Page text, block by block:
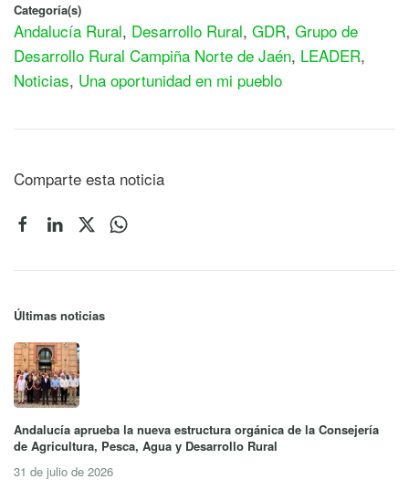
Categoría(s)
Andalucía Rural, Desarrollo Rural, GDR, Grupo de
Desarrollo Rural Campiña Norte de Jaén, LEADER,
Noticias, Una oportunidad en mi pueblo
Comparte esta noticia
Últimas noticias
Andalucía aprueba la nueva estructura orgánica de la Consejería
de Agricultura, Pesca, Agua y Desarrollo Rural
31 de julio de 2026